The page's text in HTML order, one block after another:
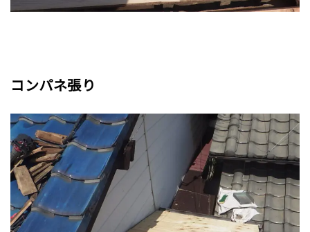
コンパネ張り